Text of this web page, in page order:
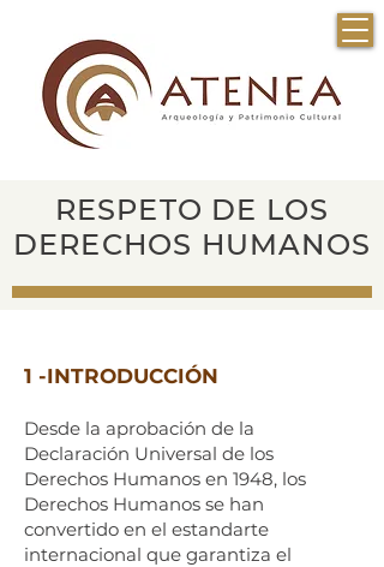
RESPETO DE LOS
DERECHOS HUMANOS
1 -INTRODUCCIÓN
Desde la aprobación de la
Declaración Universal de los
Derechos Humanos en 1948, los
Derechos Humanos se han
convertido en el estandarte
internacional que garantiza el